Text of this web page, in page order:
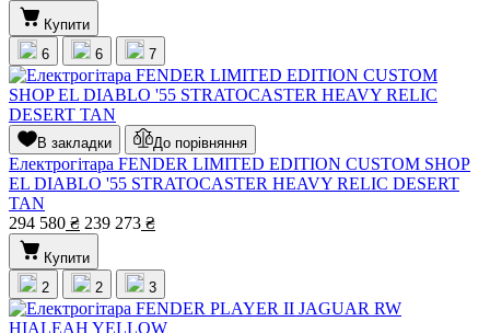
Купити
6
6 7
В закладки До порівняння
Електрогітара FENDER LIMITED EDITION CUSTOM SHOP
EL DIABLO '55 STRATOCASTER HEAVY RELIC DESERT
TAN
294 580 ₴ 239 273 ₴
Купити
2
2 3